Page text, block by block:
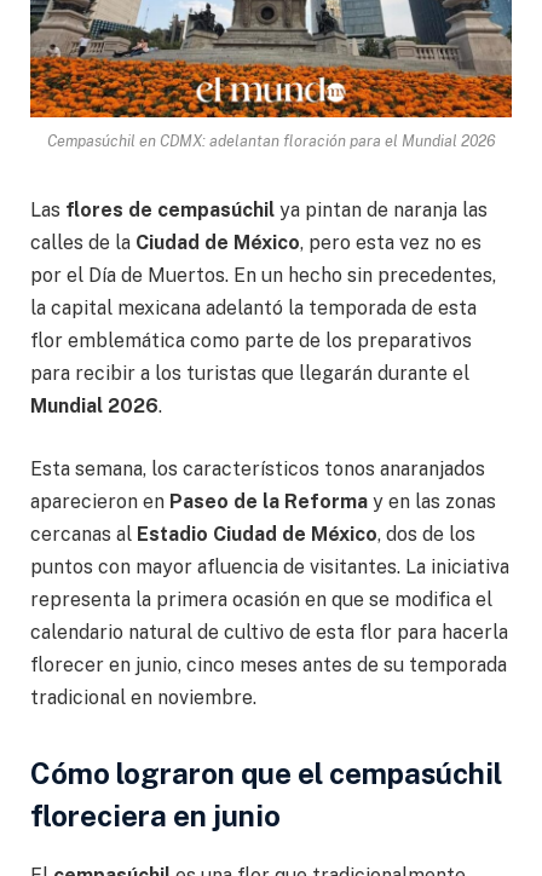
Cempasúchil en CDMX: adelantan floración para el Mundial 2026
Las flores de cempasúchil ya pintan de naranja las
calles de la Ciudad de México, pero esta vez no es
por el Día de Muertos. En un hecho sin precedentes,
la capital mexicana adelantó la temporada de esta
flor emblemática como parte de los preparativos
para recibir a los turistas que llegarán durante el
Mundial 2026.
Esta semana, los característicos tonos anaranjados
aparecieron en Paseo de la Reforma y en las zonas
cercanas al Estadio Ciudad de México, dos de los
puntos con mayor afluencia de visitantes. La iniciativa
representa la primera ocasión en que se modifica el
calendario natural de cultivo de esta flor para hacerla
florecer en junio, cinco meses antes de su temporada
tradicional en noviembre.
Cómo lograron que el cempasúchil
floreciera en junio